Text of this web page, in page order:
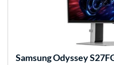
SamsungOdyssey